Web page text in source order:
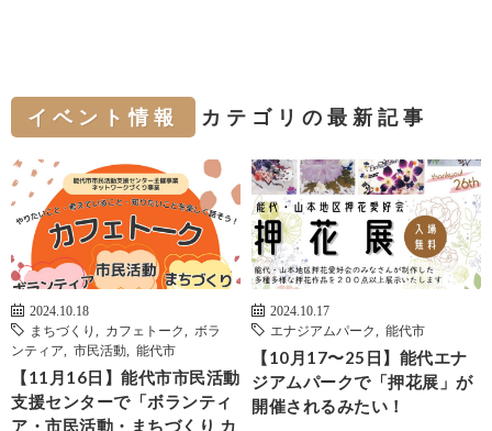
イベント情報 カテゴリの最新記事
2024.10.18
まちづくり
カフェトーク
ボラ
ンティア
市民活動 能代市
【11月16日】能代市市民活動
支援センターで「ボランティ
ア・市民活動・まちづくり カ
2024.10.17
エナジアムパーク
能代市
【10月17〜25日】能代エナ
ジアムパークで「押花展」が
開催されるみたい！